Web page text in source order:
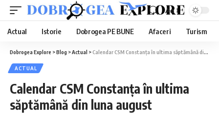
Aa
Actual Istorie Dobrogea PE BUNE Afaceri Turism
Dobrogea Explore >Blog >Actual >Calendar CSM Constanța în ultima săptămână din luna august
ACTUAL
Calendar CSM Constanța în ultima
săptămână din luna august